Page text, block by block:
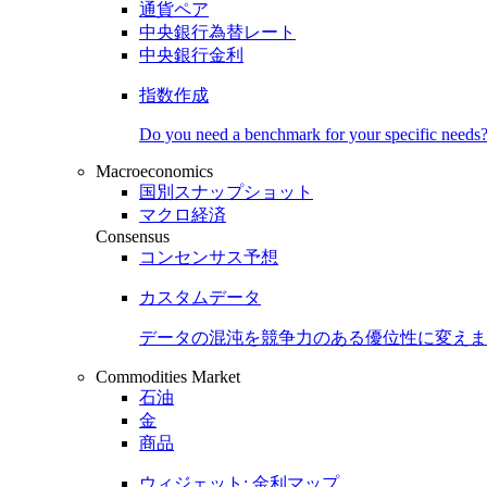
通貨ペア
中央銀行為替レート
中央銀行金利
指数作成
Do you need a benchmark for your specific needs?
Macroeconomics
国別スナップショット
マクロ経済
Consensus
コンセンサス予想
カスタムデータ
データの混沌を競争力のある優位性に変え
Commodities Market
石油
金
商品
ウィジェット: 金利マップ